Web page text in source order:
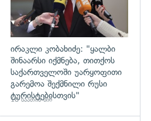
ირაკლი კობახიძე: "ყალბი
შინაარსი იქმნება, თითქოს
საქართველოში უარყოფითი
გარემოა შექმნილი რუსი
ტურისტებისთვის"
18 საათის წინ